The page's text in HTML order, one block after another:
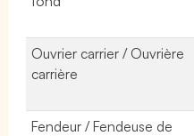
Ouvrier carrier / Ouvrière
carrière
Fendeur / Fendeuse de